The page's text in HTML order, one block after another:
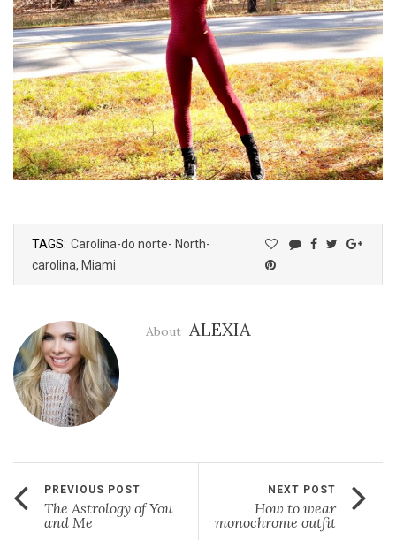
TAGS: Carolina-do norte- North-
carolina, Miami
About ALEXIA
PREVIOUS POST
The Astrology of You
and Me
NEXT POST
How to wear
monochrome outfit